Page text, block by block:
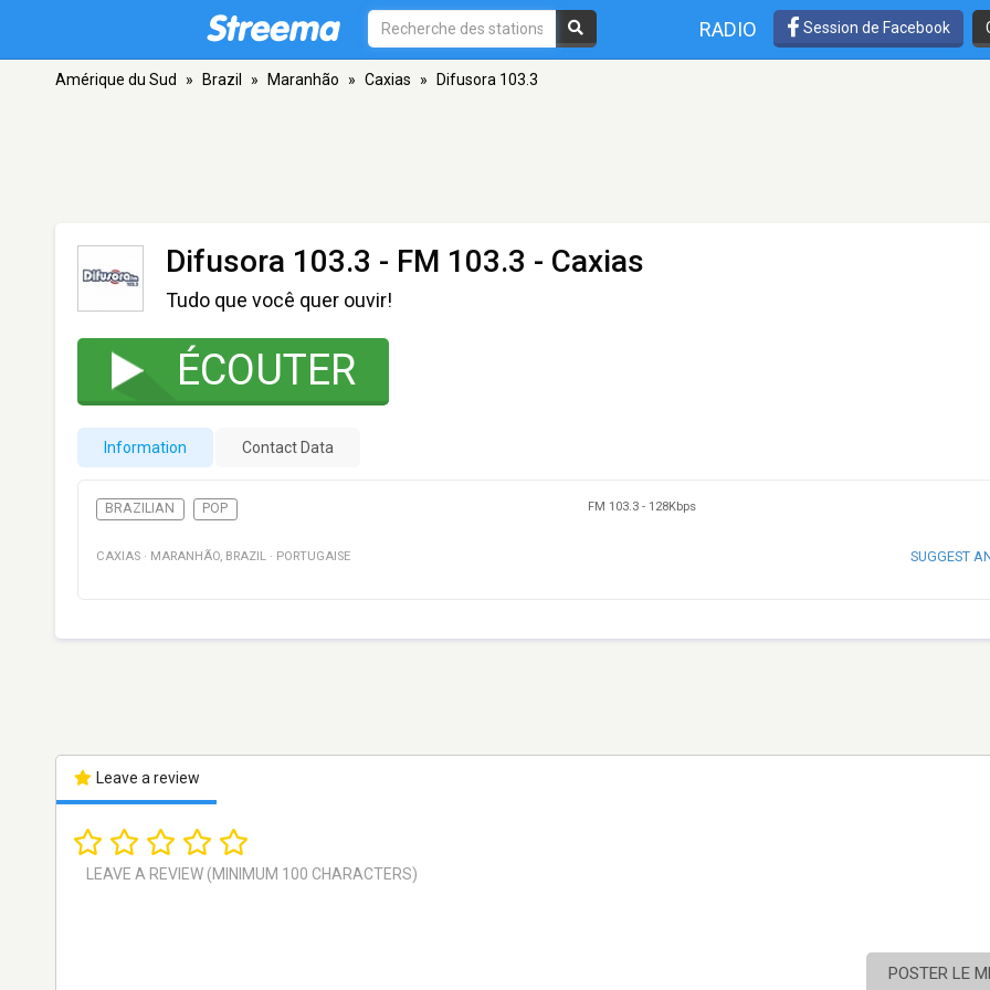
RADIO Session de Facebook
Amérique du Sud » Brazil » Maranhão » Caxias » Difusora 103.3
Difusora 103.3 - FM 103.3 - Caxias
Tudo que você quer ouvir!
ÉCOUTER
Information Contact Data
BRAZILIAN POP FM 103.3 - 128Kbps
CAXIAS · MARANHÃO, BRAZIL · PORTUGAISE SUGGEST
Leave a review
POSTER LE